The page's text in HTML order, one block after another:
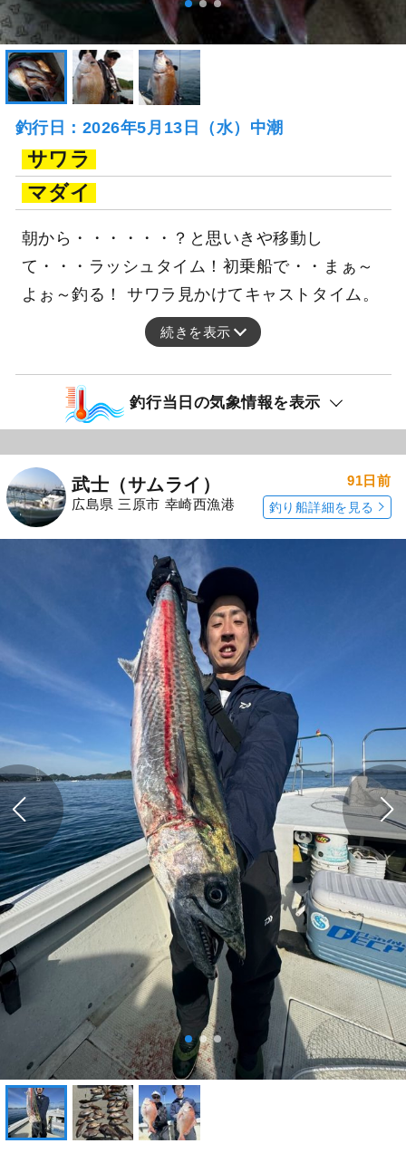
釣行日：2026年5月13日（水）中潮
サワラ
マダイ
朝から・・・・・・？と思いきや移動し
て・・・ラッシュタイム！初乗船で・・まぁ～
よぉ～釣る！ サワラ見かけてキャストタイム。
続きを表示
釣行当日の気象情報を表示
武士（サムライ）
広島県 三原市 幸崎西漁港
91日前
釣り船詳細を見る